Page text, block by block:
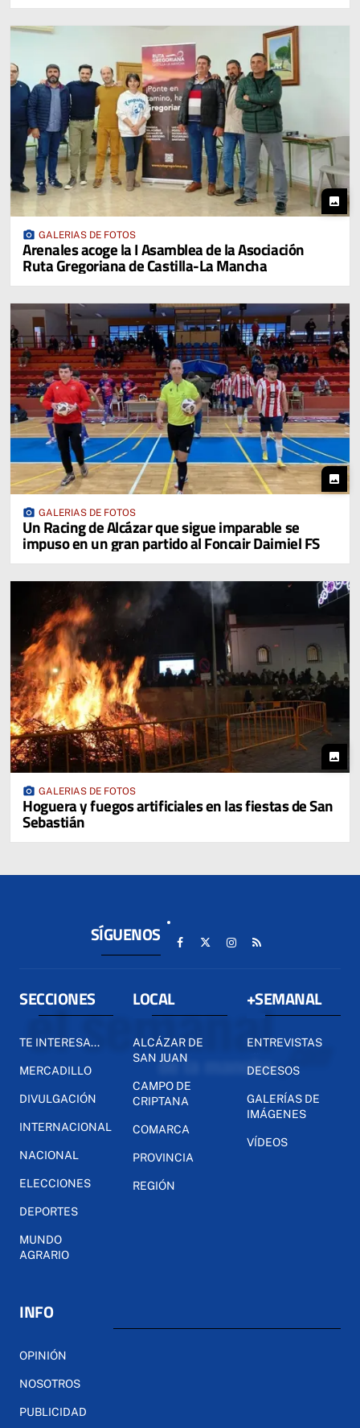
photo
photo_camera GALERIAS DE FOTOS
Arenales acoge la I Asamblea de la Asociación
Ruta Gregoriana de Castilla-La Mancha
photo
photo_camera GALERIAS DE FOTOS
Un Racing de Alcázar que sigue imparable se
impuso en un gran partido al Foncair Daimiel FS
photo
photo_camera GALERIAS DE FOTOS
Hoguera y fuegos artificiales en las fiestas de San
Sebastián
SÍGUENOS
SECCIONES
TE INTERESA...
MERCADILLO
DIVULGACIÓN
INTERNACIONAL
NACIONAL
ELECCIONES
DEPORTES
MUNDO
AGRARIO
LOCAL
ALCÁZAR DE
SAN JUAN
CAMPO DE
CRIPTANA
COMARCA
PROVINCIA
REGIÓN
+SEMANAL
ENTREVISTAS
DECESOS
GALERÍAS DE
IMÁGENES
VÍDEOS
INFO
OPINIÓN
NOSOTROS
PUBLICIDAD